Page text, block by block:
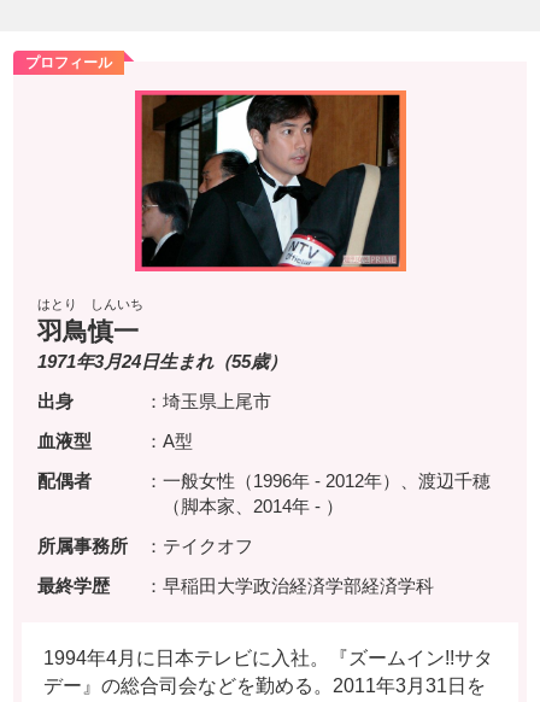
プロフィール
はとり しんいち
羽鳥慎一
1971年3月24日生まれ（55歳）
出身
：埼玉県上尾市
血液型
：A型
配偶者
：一般女性（1996年 - 2012年）、渡辺千穂
（脚本家、2014年 - ）
所属事務所
：テイクオフ
最終学歴
：早稲田大学政治経済学部経済学科
1994年4月に日本テレビに入社。『ズームイン!!サタ
デー』の総合司会などを勤める。2011年3月31日を